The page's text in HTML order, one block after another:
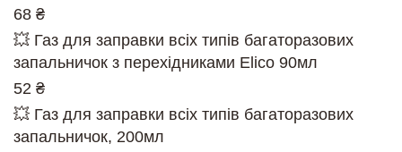
68 ₴
💥 Газ для заправки всіх типів багаторазових
запальничок з перехідниками Elico 90мл
52 ₴
💥 Газ для заправки всіх типів багаторазових
запальничок, 200мл